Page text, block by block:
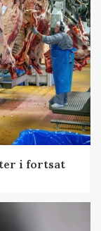
i fortsat